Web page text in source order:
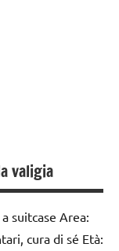
valigia
suitcase Area:
cura di sé Età: